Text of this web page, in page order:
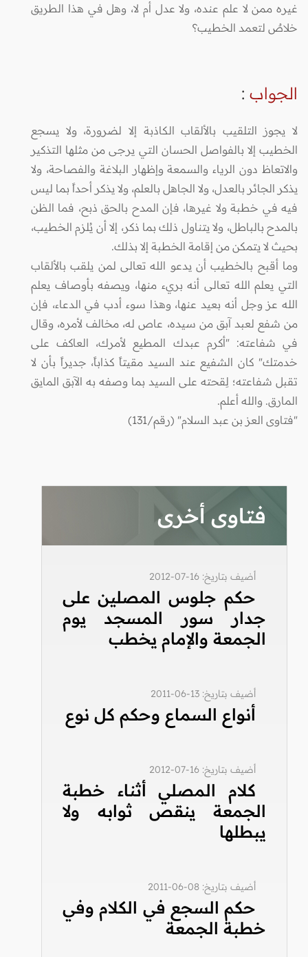
غيره ممن لا علم عنده، ولا عدل أم لا، وهل في هذا الطريق
خلاصٌ لتعمد الخطيب؟
الجواب :
لا يجوز التلقيب بالألقاب الكاذبة إلا لضرورة، ولا يسجع
الخطيب إلا بالفواصل الحسان التي يرجى من مثلها التذكير
والاتعاظ دون الرياء والسمعة وإظهار البلاغة والفصاحة، ولا
يذكر الجائر بالعدل، ولا الجاهل بالعلم، ولا يذكر أحداً بما ليس
فيه في خطبة ولا غيرها، فإن المدح بالحق ذبح، فما الظن
بالمدح بالباطل، ولا يتناول ذلك بما ذكر، إلا أن يُلزم الخطيب،
بحيث لا يتمكن من إقامة الخطبة إلا بذلك.
وما أقبح بالخطيب أن يدعو الله تعالى لمن يلقب بالألقاب
التي يعلم الله تعالى أنه بريء منها، ويصفه بأوصاف يعلم
الله عز وجل أنه بعيد عنها، وهذا سوء أدب في الدعاء، فإن
من شفع لعبد آبق من سيده، عاص له، مخالف لأمره، وقال
في شفاعته: "أكرم عبدك المطيع لأمرك، العاكف على
خدمتك" كان الشفيع عند السيد مقيتاً كذاباً، جديراً بأن لا
تقبل شفاعته؛ لِقحته على السيد بما وصفه به الآبق المايق
المارق. والله أعلم.
"فتاوى العز بن عبد السلام" (رقم/131)
فتاوى أخرى
أضيف بتاريخ: 16-07-2012
حكم جلوس المصلين على
جدار سور المسجد يوم
الجمعة والإمام يخطب
أضيف بتاريخ: 13-06-2011
أنواع السماع وحكم كل نوع
أضيف بتاريخ: 16-07-2012
كلام المصلي أثناء خطبة
الجمعة ينقص ثوابه ولا
يبطلها
أضيف بتاريخ: 08-06-2011
حكم السجع في الكلام وفي
خطبة الجمعة